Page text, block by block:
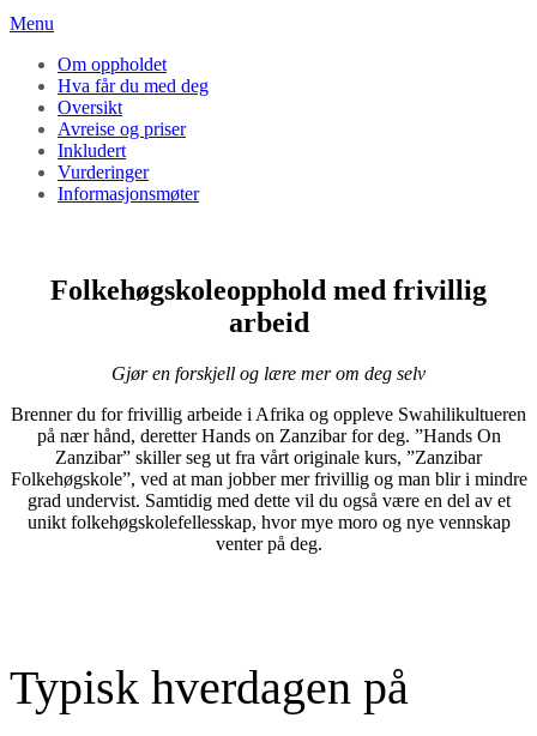
Menu
Om oppholdet
Hva får du med deg
Oversikt
Avreise og priser
Inkludert
Vurderinger
Informasjonsmøter
Folkehøgskoleopphold med frivillig
arbeid
Gjør en forskjell og lære mer om deg selv
Brenner du for frivillig arbeide i Afrika og oppleve Swahilikultueren
på nær hånd, deretter Hands on Zanzibar for deg. ”Hands On
Zanzibar” skiller seg ut fra vårt originale kurs, ”Zanzibar
Folkehøgskole”, ved at man jobber mer frivillig og man blir i mindre
grad undervist. Samtidig med dette vil du også være en del av et
unikt folkehøgskolefellesskap, hvor mye moro og nye vennskap
venter på deg.
Typisk hverdagen på